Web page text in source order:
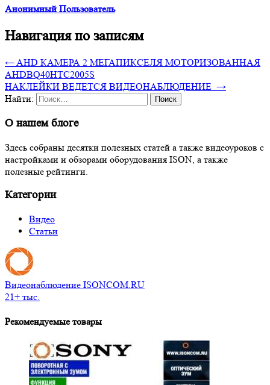
Анонимный Пользователь
Навигация по записям
←AHD КАМЕРА 2 МЕГАПИКСЕЛЯ МОТОРИЗОВАННАЯ
AHDBQ40HTC2005S
НАКЛЕЙКИ ВЕДЕТСЯ ВИДЕОНАБЛЮДЕНИЕ →
Найти:
О нашем блоге
Здесь собраны десятки полезных статей а также видеоуроков с
настройками и обзорами оборудования ISON, а также
полезные рейтинги.
Категории
Видео
Статьи
Видеонаблюдение ISONCOM.RU
21+ тыс.
Рекомендуемые товары